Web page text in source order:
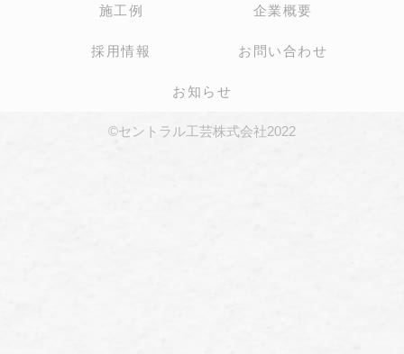
施工例 企業概要
採用情報 お問い合わせ
お知らせ
©セントラル工芸株式会社2022